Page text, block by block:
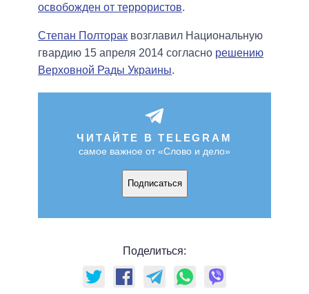
освобожден от террористов.
Степан Полторак возглавил Национальную
гвардию 15 апреля 2014 согласно решению
Верховной Рады Украины.
ЧИТАЙТЕ В TELEGRAM
самое важное от «Слово и дело»
Подписаться
Поделиться: